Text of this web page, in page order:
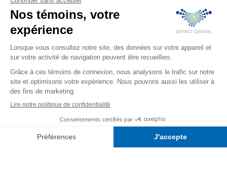
Recensement et caractérisation de l’offre immobilière
(2023)
Lancement d’une nouvelle offre de stationnements
mutualisés dans la District Central (2023)
Participation à l’exposition Montréal du Futur (2023)
Événement immobilier District Central « Le nouveau visage
Campagne de rayonnement District Central (2022)
Mécanismes de collaboration pour mailler l’offre et la
demande (2021)